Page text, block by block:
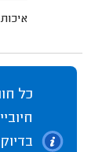
איכות
כל